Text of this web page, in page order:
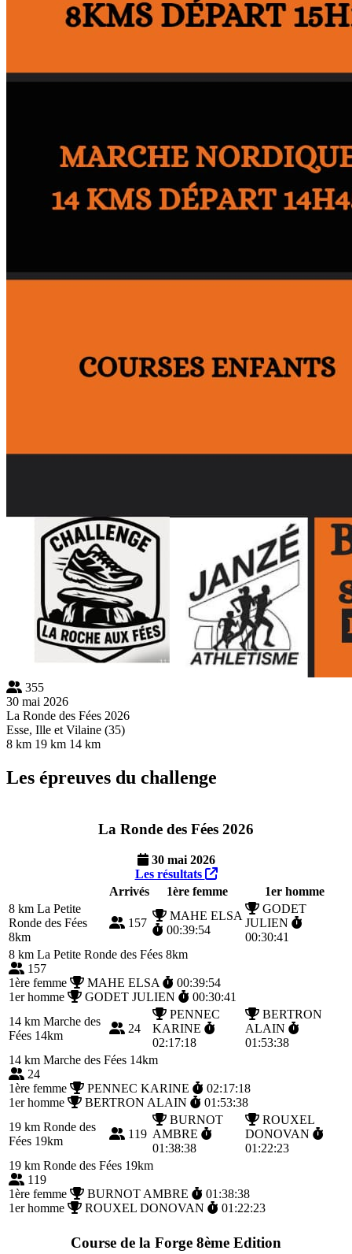
355
30 mai 2026
La Ronde des Fées 2026
Esse, Ille et Vilaine (35)
8 km 19 km 14 km
Les épreuves du challenge
La Ronde des Fées 2026
30 mai 2026
Les résultats
Arrivés
1ère femme
1er homme
8 km La Petite
Ronde des Fées
8km
157
MAHE ELSA
00:39:54
GODET
JULIEN
00:30:41
8 km La Petite Ronde des Fées 8km
157
1ère femme
MAHE ELSA
00:39:54
1er homme
GODET JULIEN
00:30:41
14 km Marche des
Fées 14km
24
PENNEC
KARINE
02:17:18
BERTRON
ALAIN
01:53:38
14 km Marche des Fées 14km
24
1ère femme
PENNEC KARINE
02:17:18
1er homme
BERTRON ALAIN
01:53:38
19 km Ronde des
Fées 19km
119
BURNOT
AMBRE
01:38:38
ROUXEL
DONOVAN
01:22:23
19 km Ronde des Fées 19km
119
1ère femme
BURNOT AMBRE
01:38:38
1er homme
ROUXEL DONOVAN 01:22:23
Course de la Forge 8ème Edition